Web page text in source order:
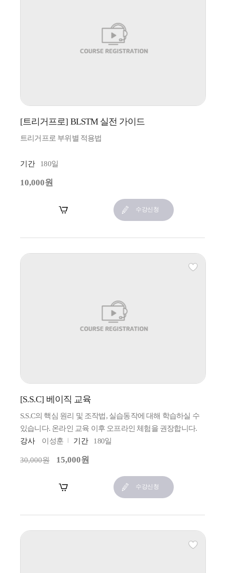
[트리거프로] BLSTM 실전 가이드
트리거프로 부위별 적용법
기간 180일
10,000원
수강신청
[S.S.C] 베이직 교육
S.S.C의 핵심 원리 및 조작법, 실습동작에 대해 학습하실 수
있습니다. 온라인 교육 이후 오프라인 체험을 권장합니다.
강사
이성훈 기간 180일
30,000원 15,000원
수강신청